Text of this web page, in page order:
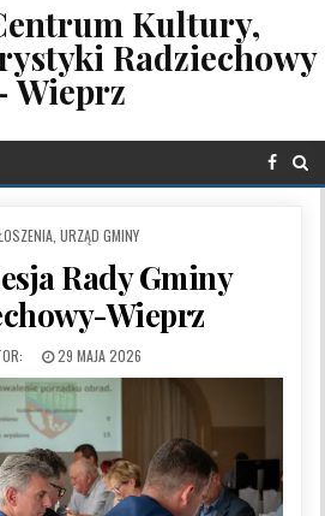
Kultury,
Radziechowy
Wieprz
IN URZĄD GMINY
Rady Gminy
Wieprz
PUBLISHED DATE:
29 MAJA 2026